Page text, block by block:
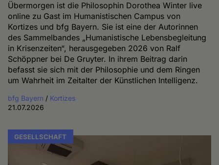
Übermorgen ist die Philosophin Dorothea Winter live
online zu Gast im Humanistischen Campus von
Kortizes und bfg Bayern. Sie ist eine der Autorinnen
des Sammelbandes „Humanistische Lebensbegleitung
in Krisenzeiten“, herausgegeben 2026 von Ralf
Schöppner bei De Gruyter. In ihrem Beitrag darin
befasst sie sich mit der Philosophie und dem Ringen
um Wahrheit im Zeitalter der Künstlichen Intelligenz.
bfg Bayern / Kortizes
21.07.2026
GESELLSCHAFT